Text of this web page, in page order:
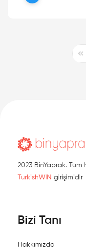
İnsanların
2023 BinYaprak. Tüm
TurkishWIN girişimidir
Bizi Tanı
Hakkımızda